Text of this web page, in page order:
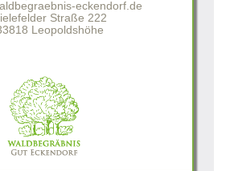
eckendorf.de
Straße 222
Leopoldshöhe